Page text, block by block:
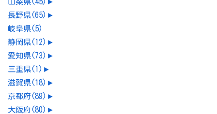
長野県(65) ►
岐阜県(5)
静岡県(12) ►
愛知県(73) ►
三重県(1) ►
滋賀県(18) ►
京都府(89) ►
大阪府(80) ►